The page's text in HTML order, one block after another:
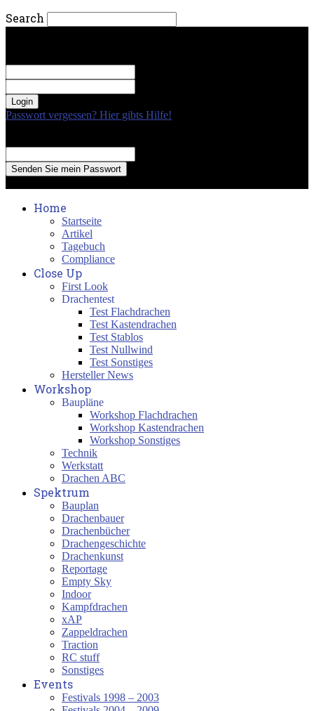
Search
Passwort vergessen? Hier gibts Hilfe!
Home
Startseite
Artikel
Tagebuch
Compliance
Close Up
First Look
Drachentest
Test Flachdrachen
Test Kastendrachen
Test Stablos
Test Nullwind
Test Sonstiges
Hersteller News
Workshop
Baupläne
Workshop Flachdrachen
Workshop Kastendrachen
Workshop Sonstiges
Technik
Werkstatt
Drachen ABC
Spektrum
Bauplan
Drachenbauer
Drachenbücher
Drachengeschichte
Drachenkunst
Reportage
Empty Sky
Indoor
Kampfdrachen
xAP
Zappeldrachen
Traction
RC stuff
Sonstiges
Events
Festivals 1998 – 2003